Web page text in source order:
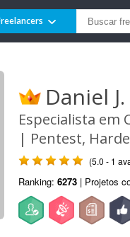
Daniel J.
Especialista em
| Pentest,
(5.0 - 1
Ranking: 6273 | Projetos